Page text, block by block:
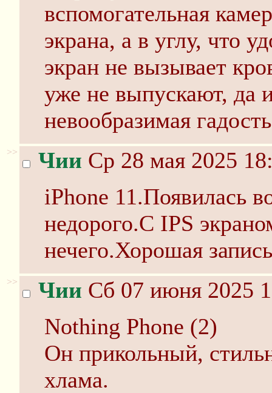
вспомогательная
экрана, а в углу, что
экран не вызывает
уже не выпускают, да
невообразимая
>> Чии Ср 28 мая 2025
iPhone 11.Появилась
недорого.С IPS
нечего.Хорошая
>> Чии Сб 07 июня 2025
Nothing Phone (2)
Он прикольный,
хлама.